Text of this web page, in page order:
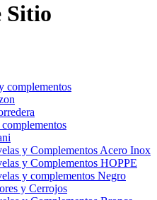
Sitio
complementos
y Complementos Acero Inox
y Complementos HOPPE
y complementos Negro
y Cerrojos